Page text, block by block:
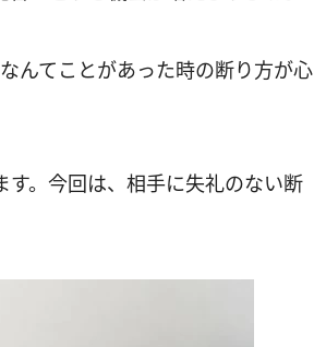
んてことがあった時の断り方が心
。今回は、相手に失礼のない断